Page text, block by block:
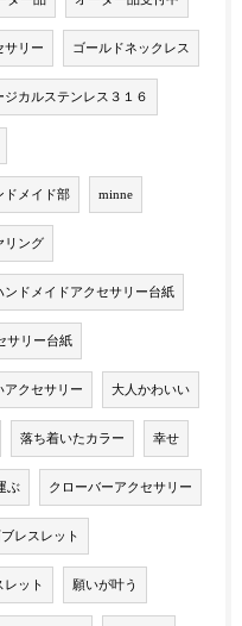
サリー ゴールドネックレス
ジカルステンレス３１６
ドメイド部 minne
リング
ンドメイドアクセサリー台紙
サリー台紙
アクセサリー 大人かわいい
落ち着いたカラー 幸せ
ぶ クローバーアクセサリー
レスレット
レット 願いが叶う